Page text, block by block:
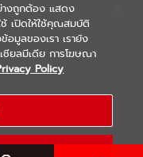
Conditions
CO.,LTD. ALL RIGHTS
ย่างถูกต้อง แสดง
ช้ เปิดให้ใช้คุณสมบัติ
อมูลของเรา เรายัง
ชียลมีเดีย การโฆษณา
Policy